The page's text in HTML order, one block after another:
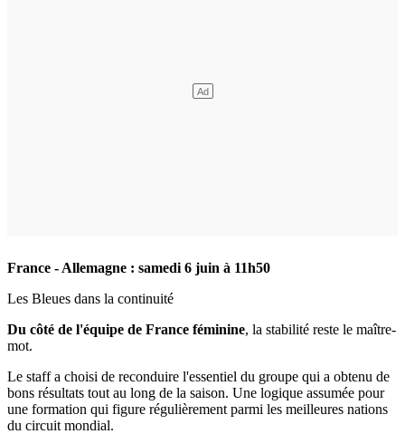
France - Allemagne : samedi 6 juin à 11h50
Les Bleues dans la continuité
Du côté de l'équipe de France féminine, la stabilité reste le maître-
mot.
Le staff a choisi de reconduire l'essentiel du groupe qui a obtenu de
bons résultats tout au long de la saison. Une logique assumée pour
une formation qui figure régulièrement parmi les meilleures nations
du circuit mondial.